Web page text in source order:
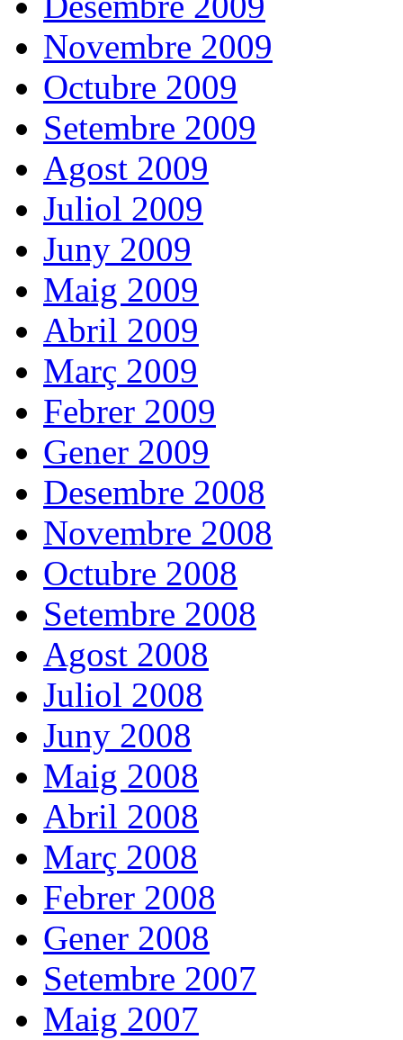
Novembre 2009
Octubre 2009
Setembre 2009
Agost 2009
Juliol 2009
Juny 2009
Maig 2009
Abril 2009
Març 2009
Febrer 2009
Gener 2009
Desembre 2008
Novembre 2008
Octubre 2008
Setembre 2008
Agost 2008
Juliol 2008
Juny 2008
Maig 2008
Abril 2008
Març 2008
Febrer 2008
Gener 2008
Setembre 2007
Maig 2007